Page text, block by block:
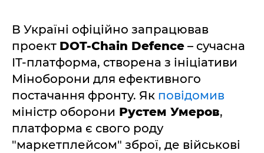
В Україні офіційно запрацював
проект DOT-Chain Defence – сучасна
ІТ-платформа, створена з ініціативи
Міноборони для ефективного
постачання фронту. Як повідомив
міністр оборони Рустем Умеров,
платформа є свого роду
"маркетплейсом" зброї, де військові